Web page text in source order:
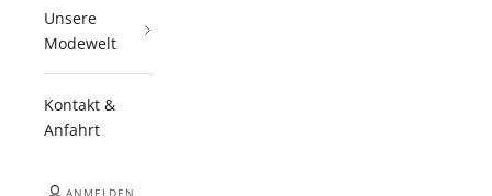
Unsere
Modewelt
Kontakt &
Anfahrt
ANMELDEN